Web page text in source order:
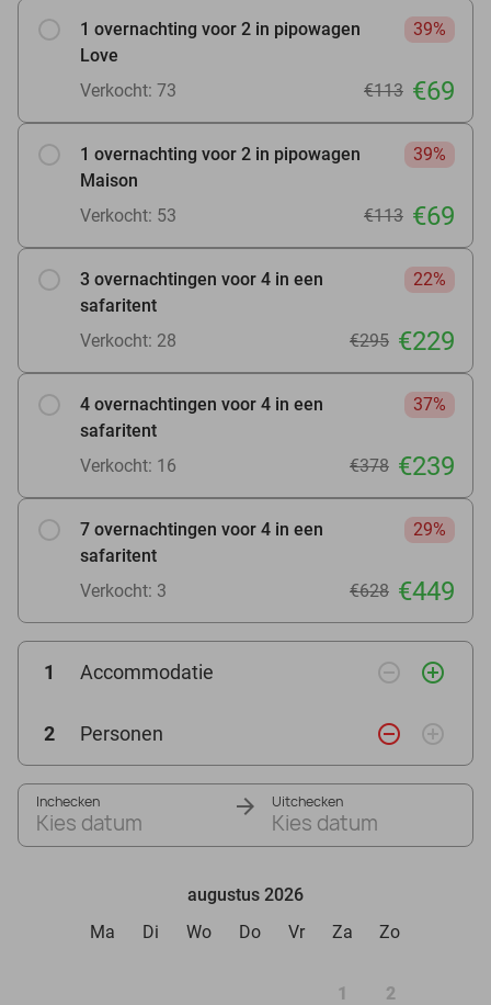
1 overnachting voor 2 in pipowagen
Love
39%
Verkocht: 73 €113 €69
1 overnachting voor 2 in pipowagen
Maison
39%
Verkocht: 53 €113 €69
3 overnachtingen voor 4 in een
safaritent
22%
Verkocht: 28 €295 €229
4 overnachtingen voor 4 in een
safaritent
37%
Verkocht: 16 €378 €239
7 overnachtingen voor 4 in een
safaritent
29%
Verkocht: 3 €628 €449
1 Accommodatie remove_circle_outline add_circle_outline
2 Personen remove_circle_outline add_circle_outline
Inchecken
Kies datum
Uitchecken
Kies datum
augustus 2026
Ma
Di Wo Do Vr Za Zo
1 2